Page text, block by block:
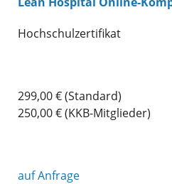
Hochschulzertifikat
299,00 € (Standard)
250,00 € (KKB-Mitglieder)
auf Anfrage